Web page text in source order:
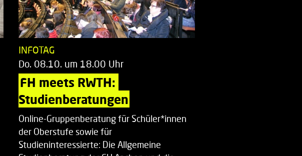
INFOTAG
Do. 08.10. um 18.00 Uhr
FH meets RWTH:
Studienberatungen
Online-Gruppenberatung für Schüler*innen
der Oberstufe sowie für
Studieninteressierte: Die Allgemeine